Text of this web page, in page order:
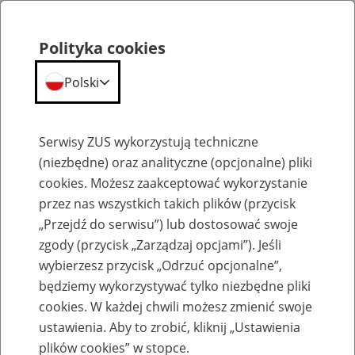
Szkolenia
Zaproś ZUS do siebie: Aktywni 50+
Polityka cookies
Polski
Serwisy ZUS wykorzystują techniczne
(niezbędne) oraz analityczne (opcjonalne) pliki
cookies. Możesz zaakceptować wykorzystanie
przez nas wszystkich takich plików (przycisk
„Przejdź do serwisu”) lub dostosować swoje
zgody (przycisk „Zarządzaj opcjami”). Jeśli
wybierzesz przycisk „Odrzuć opcjonalne”,
będziemy wykorzystywać tylko niezbędne pliki
cookies. W każdej chwili możesz zmienić swoje
ustawienia. Aby to zrobić, kliknij „Ustawienia
plików cookies” w stopce.